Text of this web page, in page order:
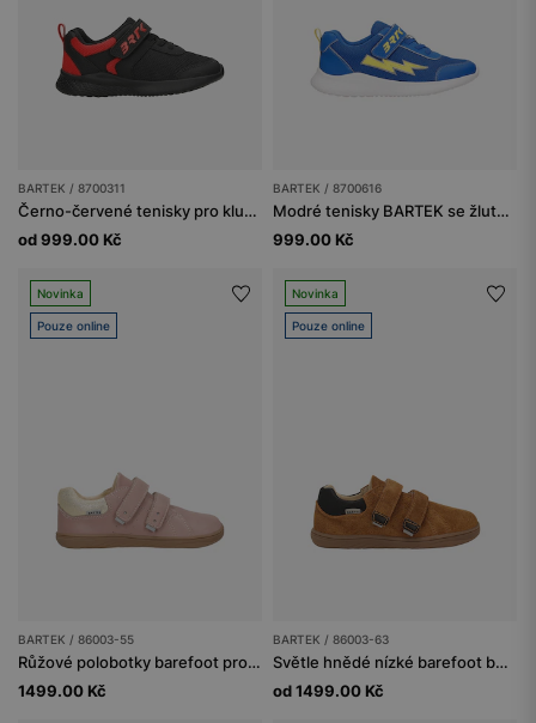
BARTEK / 8700311
Černo-červené tenisky pro kluky BARTEK 87003-11
od 999.00 Kč
BARTEK / 8700616
Modré tenisky BARTEK se žlutým bleskem 87006-16
999.00 Kč
Novinka
Pouze online
BARTEK / 86003-55
Růžové polobotky barefoot pro holčičky se zlatou přezkou BARTEK 86003-55
1499.00 Kč
Novinka
Pouze online
BARTEK / 86003-63
Světle hnědé nízké barefoot boty BARTEK 86003-63
od 1499.00 Kč